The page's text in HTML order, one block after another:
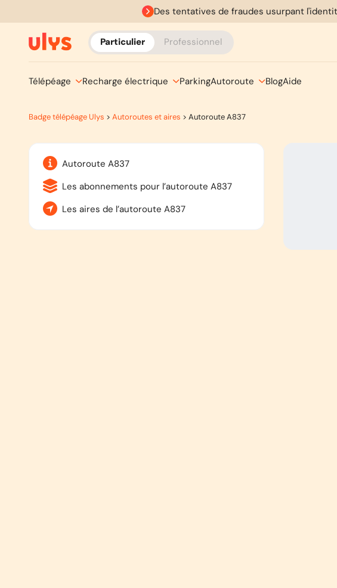
Des tentatives de fraudes usurpant
Particulier Professionnel
Télépéage Recharge électrique ParkingAutoroute BlogAide
Badge télépéage Ulys > Autoroutes et aires > Autoroute A837
Autoroute A837
Les abonnements pour l’autoroute A837
Les aires de l’autoroute A837